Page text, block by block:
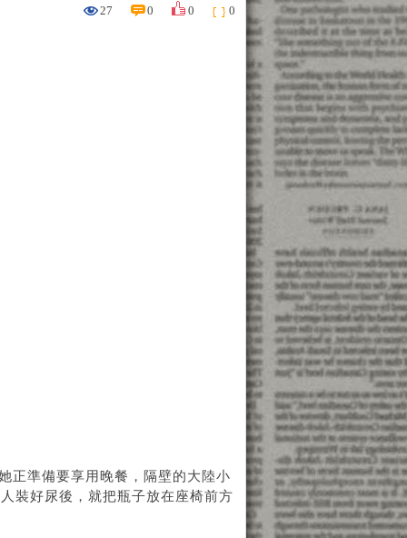
27 0 0 0
正準備要享用晚餐，隔壁的大陸小
裝好尿後，就把瓶子放在座椅前方